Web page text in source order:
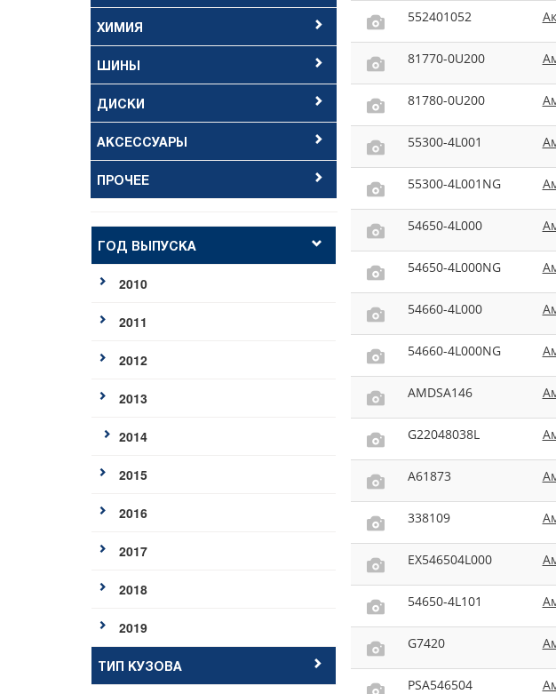
552401052
81770-0U200
81780-0U200
55300-4L001
55300-4L001NG
54650-4L000
54650-4L000NG
54660-4L000
54660-4L000NG
AMDSA146
G22048038L
A61873
338109
EX546504L000
54650-4L101
G7420
PSA546504
ХИМИЯ
ШИНЫ
ДИСКИ
АКСЕССУАРЫ
ПРОЧЕЕ
ГОД ВЫПУСКА
2010
2011
2012
2013
2014
2015
2016
2017
2018
2019
ТИП КУЗОВА